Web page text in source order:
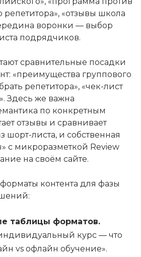
«отзывы школа
воронки — выбор
подрядчиков.
сравнительные посадки
«преимущества группового
репетитора», «чек-лист
Здесь же важна
по конкретным
отзывы и сравнивает
шорт-листа, и собственная
с микроразметкой Review
на своём сайте.
контента для фазы
таблицы форматов.
курс — что
vs офлайн обучение».